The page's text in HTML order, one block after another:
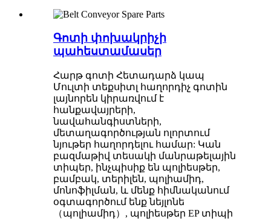
Գոտի փոխակրիչի
պահեստամասեր
Հարթ գոտի Հետադարձ կապ
Մուլտի տեքսիտլ հաղորդիչ գոտին
լայնորեն կիրառվում է
հանքավայրերի,
նավահանգիստների,
մետաղագործության ոլորտում
նյութեր հաղորդելու համար: Կան
բազմաթիվ տեսակի մանրաթելային
տիպեր, ինչպիսիք են պոլիեսթեր,
բամբակ, տերիլեն, պոլիամիդ,
մոնոֆիլման, և մենք հիմնականում
օգտագործում ենք նեյլոնե
（պոլիամիդ）, պոլիեսթեր EP տիպի